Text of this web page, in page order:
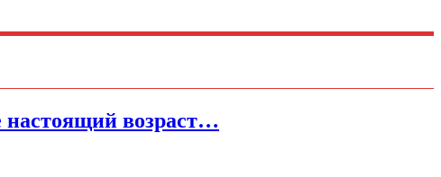
настоящий возраст…